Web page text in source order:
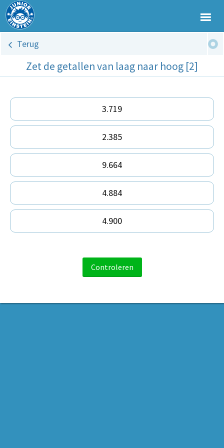
Terug
Zet de getallen van laag naar hoog [2]
3.719
2.385
9.664
4.884
4.900